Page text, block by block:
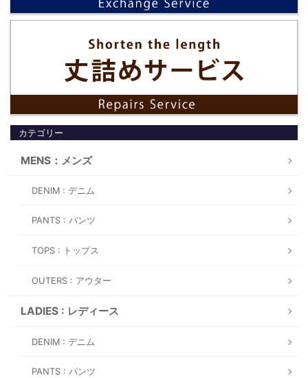
カテゴリー
MENS：メンズ
DENIM : デニム
PANTS : パンツ
TOPS : トップス
OUTERS : アウター
LADIES : レディース
DENIM : デニム
PANTS : パンツ